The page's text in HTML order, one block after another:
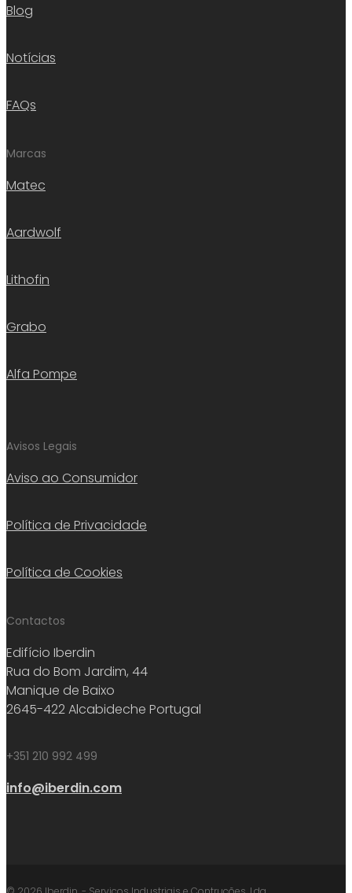
Blog
Notícias
FAQs
Marcas
Matec
Aardwolf
Lithofin
Grabo
Alfa Pompe
Avisos Legais
Aviso ao Consumidor
Política de Privacidade
Política de Cookies
Contactos
Edifício Iberdin
Rua do Bom Jardim, 44
Manique de Baixo
2645-422 Alcabideche Portugal
+351 210 992 499
info@iberdin.com